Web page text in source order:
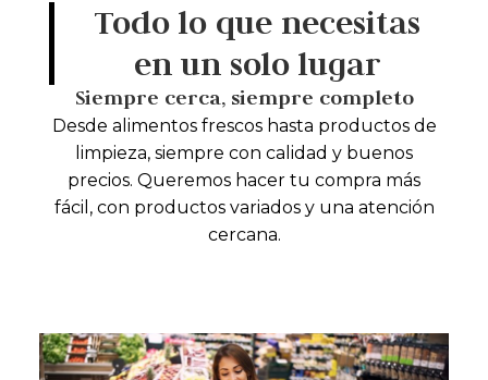
Todo lo que necesitas
en un solo lugar
Siempre cerca, siempre completo
Desde alimentos frescos hasta productos de
limpieza, siempre con calidad y buenos
precios. Queremos hacer tu compra más
fácil, con productos variados y una atención
cercana.